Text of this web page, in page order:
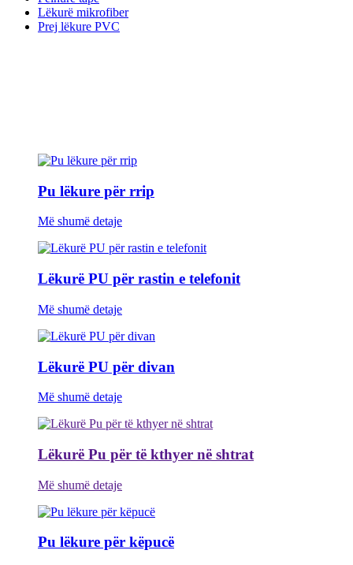
Lëkurë mikrofiber
Prej lëkure PVC
Pu lëkure për rrip
Më shumë detaje
Lëkurë PU për rastin e telefonit
Më shumë detaje
Lëkurë PU për divan
Më shumë detaje
Lëkurë Pu për të kthyer në shtrat
Më shumë detaje
Pu lëkure për këpucë